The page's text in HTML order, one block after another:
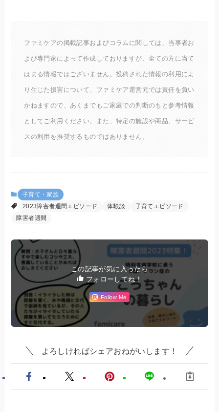
ファミケアの掲載記事およびコラムに関しては、当事者お
よび専門家によって作成しておりますが、全ての方に当て
はまる情報ではございません。投稿された情報の利用によ
り生じた損害について、ファミケア運営元では責任を負い
かねますので、あくまでもご家庭での判断のもと参考情報
としてご利用ください。また、特定の施設や商品、サービ
スの利用を推奨するものではありません。
子育て・家族
2023障害者週間エピソード
体験談
子育てエピソード
障害者週間
この記事が気に入ったら
フォローしてね！
Follow Me
よろしければシェアおねがいします！